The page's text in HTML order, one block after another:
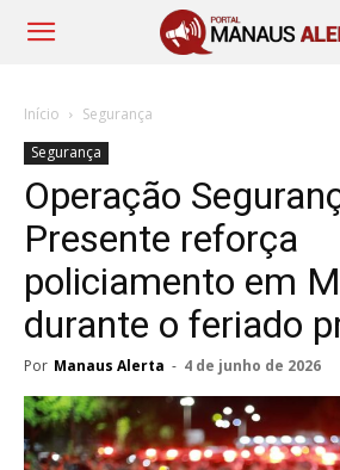
Início
Segurança
Segurança
Operação
Presente reforça
policiamento em
durante o feriado
Por Manaus Alerta - 4 de junho de 2026